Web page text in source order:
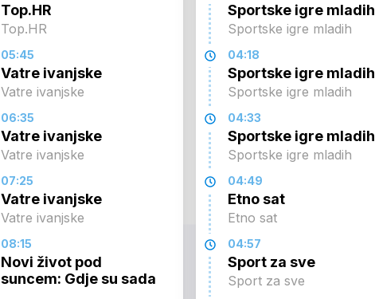
Top.HR
Top.HR
05:45
Vatre ivanjske
Vatre ivanjske
06:35
Vatre ivanjske
Vatre ivanjske
07:25
Vatre ivanjske
Vatre ivanjske
08:15
Novi život pod
suncem: Gdje su sada
Sportske igre mladih
Sportske igre mladih
04:18
Sportske igre mladih
Sportske igre mladih
04:33
Sportske igre mladih
Sportske igre mladih
04:49
Etno sat
Etno sat
04:57
Sport za sve
Sport za sve